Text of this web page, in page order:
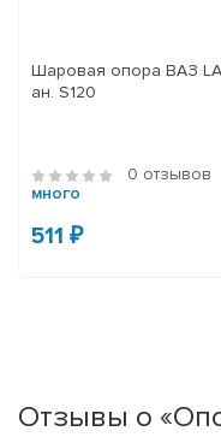
Шаровая опора ВАЗ
ан. S120
0 отзывов
много
511 ₽
Отзывы о